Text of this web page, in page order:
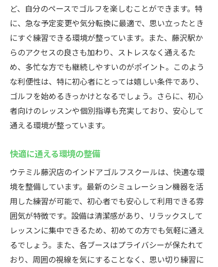
ど、自分のペースでゴルフを楽しむことができます。特
に、急な予定変更や気分転換に最適で、思い立ったとき
にすぐ練習できる環境が整っています。また、藤沢駅か
らのアクセスの良さも加わり、ストレスなく通えるた
め、多忙な方でも継続しやすいのがポイント。このよう
な利便性は、特に初心者にとっては嬉しい条件であり、
ゴルフを始めるきっかけとなるでしょう。さらに、初心
者向けのレッスンや個別指導も充実しており、安心して
通える環境が整っています。
快適に通える環境の整備
ウテミル藤沢店のインドアゴルフスクールは、快適な環
境を整備しています。最新のシミュレーション機器を活
用した練習が可能で、初心者でも安心して利用できる雰
囲気が特徴です。設備は清潔感があり、リラックスして
レッスンに集中できるため、初めての方でも気軽に通え
るでしょう。また、各ブースはプライバシーが保たれて
おり、周囲の視線を気にすることなく、思い切り練習に